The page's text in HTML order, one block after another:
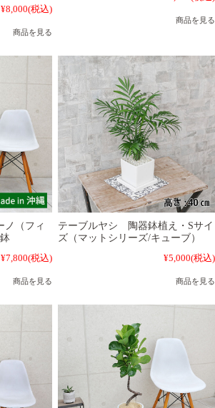
¥8,000(税込)
商品を見る
商品を見る
ノ（フィ
¥7,800(税込)
商品を見る
テーブルヤシ 陶器鉢植え・Sサイ
ズ（マットシリーズ/キューブ）
¥5,000(税込)
商品を見る